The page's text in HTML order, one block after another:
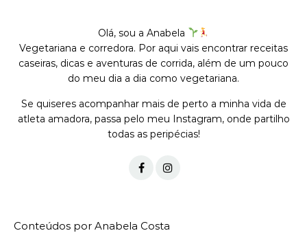
Olá, sou a Anabela
Vegetariana e corredora. Por aqui vais encontrar receitas
caseiras, dicas e aventuras de corrida, além de um pouco
do meu dia a dia como vegetariana.
Se quiseres acompanhar mais de perto a minha vida de
atleta amadora, passa pelo meu Instagram, onde partilho
todas as peripécias!
Conteúdos por Anabela Costa